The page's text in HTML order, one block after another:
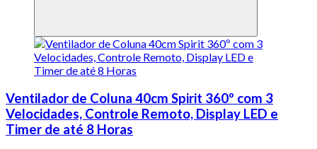
Ventilador de Coluna 40cm Spirit 360º com 3
Velocidades, Controle Remoto, Display LED e
Timer de até 8 Horas